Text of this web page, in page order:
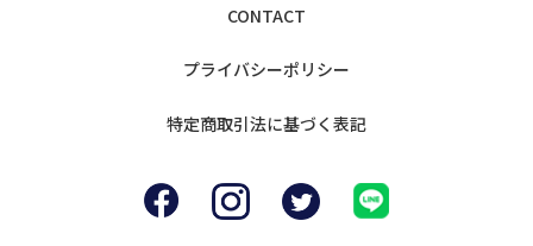
CONTACT
プライバシーポリシー
特定商取引法に基づく表記